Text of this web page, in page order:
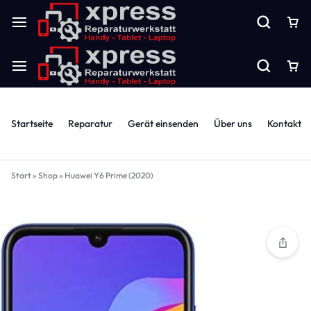
Startseite Reparatur Gerät einsenden Über uns Kontakt
Start» Shop» Huawei Y6 Prime (2020)